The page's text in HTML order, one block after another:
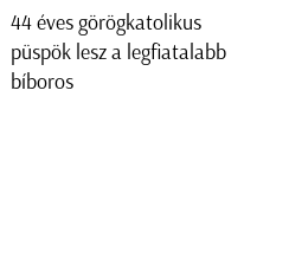
44 éves görögkatolikus
püspök lesz a legfiatalabb
bíboros